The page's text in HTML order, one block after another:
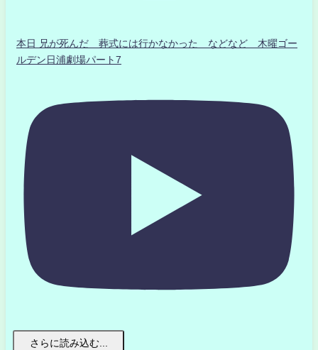
本日 兄が死んだ 葬式には行かなかった などなど 木曜ゴー
ルデン日浦劇場パート7
さらに読み込む...